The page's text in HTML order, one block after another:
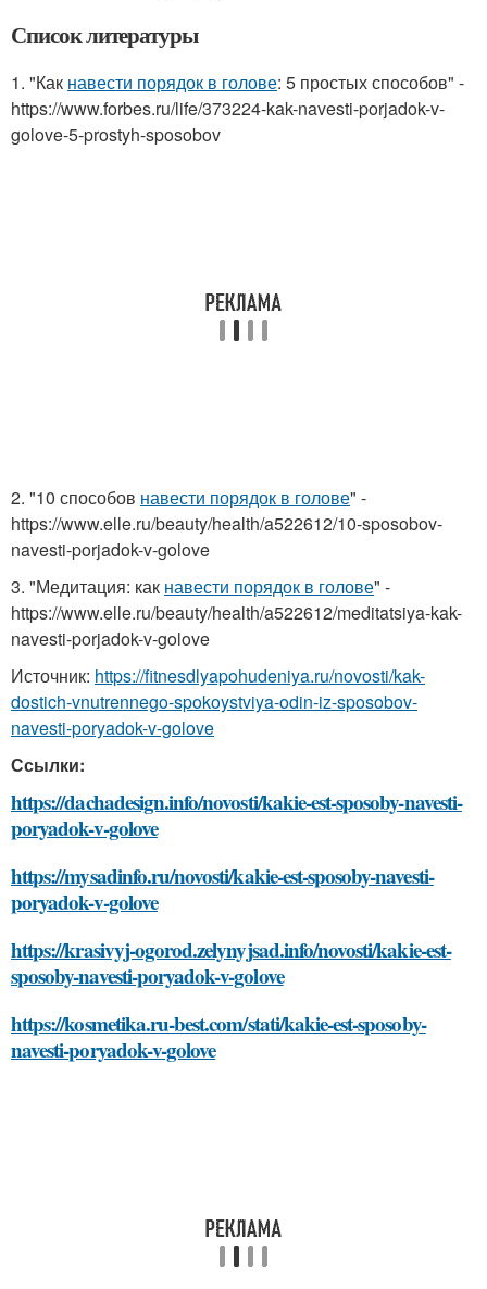
Список литературы
1. "Как навести порядок в голове: 5 простых способов" -
https://www.forbes.ru/life/373224-kak-navesti-porjadok-v-
golove-5-prostyh-sposobov
2. "10 способов навести порядок в голове" -
https://www.elle.ru/beauty/health/a522612/10-sposobov-
navesti-porjadok-v-golove
3. "Медитация: как навести порядок в голове" -
https://www.elle.ru/beauty/health/a522612/meditatsiya-kak-
navesti-porjadok-v-golove
Источник: https://fitnesdlyapohudeniya.ru/novosti/kak-
dostich-vnutrennego-spokoystviya-odin-iz-sposobov-
navesti-poryadok-v-golove
Ссылки:
https://dachadesign.info/novosti/kakie-est-sposoby-navesti-
poryadok-v-golove
https://mysadinfo.ru/novosti/kakie-est-sposoby-navesti-
poryadok-v-golove
https://krasivyj-ogorod.zelynyjsad.info/novosti/kakie-est-
sposoby-navesti-poryadok-v-golove
https://kosmetika.ru-best.com/stati/kakie-est-sposoby-
navesti-poryadok-v-golove